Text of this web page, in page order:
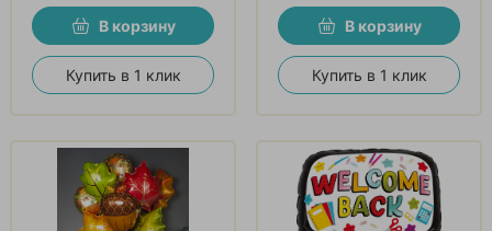
В корзину
Купить в 1 клик
В корзину
Купить в 1 клик